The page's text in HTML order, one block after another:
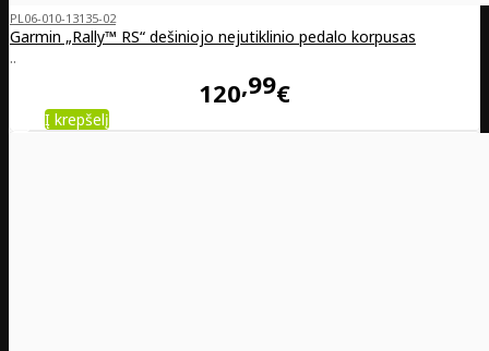
PL06-010-13135-02
Garmin „Rally™ RS“ dešiniojo nejutiklinio pedalo korpusas
..
120 99€
Į krepšelį